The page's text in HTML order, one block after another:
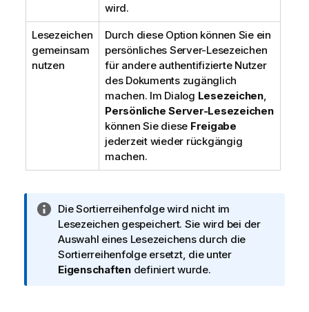
wird.
Lesezeichen
gemeinsam
nutzen
Durch diese Option können Sie ein
persönliches Server-Lesezeichen
für andere authentifizierte Nutzer
des Dokuments zugänglich
machen. Im Dialog Lesezeichen,
Persönliche Server-Lesezeichen
können Sie diese Freigabe
jederzeit wieder rückgängig
machen.
I
n
f
o
r
Die Sortierreihenfolge wird nicht im
Lesezeichen gespeichert. Sie wird bei der
Auswahl eines Lesezeichens durch die
Sortierreihenfolge ersetzt, die unter
Eigenschaftendefiniert wurde.